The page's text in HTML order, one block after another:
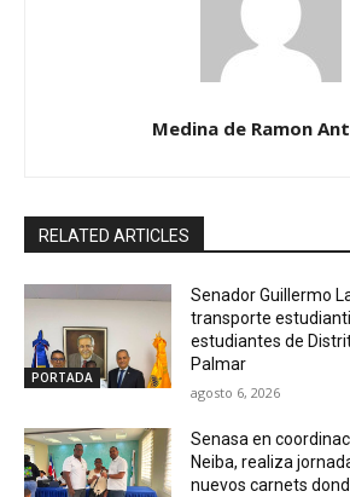
Medina de Ramon
RELATED ARTICLES
PORTADA
Senador Guillermo
transporte
estudiantes de
Palmar
agosto 6, 2026
Senasa en
Neiba, realiza
nuevos carnets